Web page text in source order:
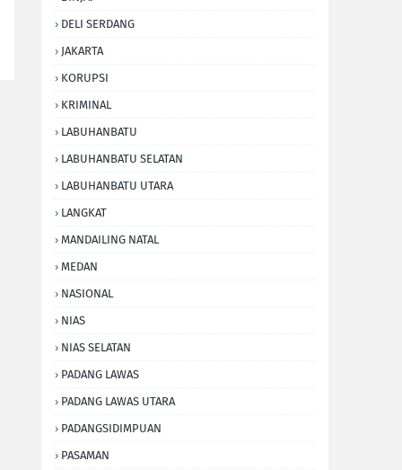
DELI SERDANG
JAKARTA
KORUPSI
KRIMINAL
LABUHANBATU
LABUHANBATU SELATAN
LABUHANBATU UTARA
LANGKAT
MANDAILING NATAL
MEDAN
NASIONAL
NIAS
NIAS SELATAN
PADANG LAWAS
PADANG LAWAS UTARA
PADANGSIDIMPUAN
PASAMAN